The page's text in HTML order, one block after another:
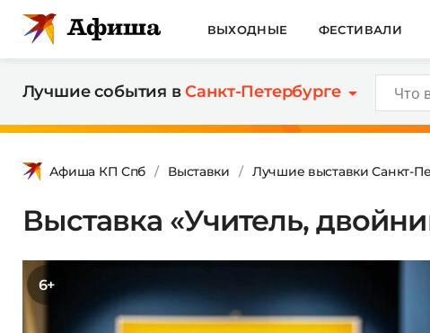
ВЫХОДНЫЕ ФЕСТИВАЛИ
Лучшие события вСанкт-Петербурге
Афиша КП Спб Выставки Лучшие выставки Санкт-
Выставка «Учитель,
6+